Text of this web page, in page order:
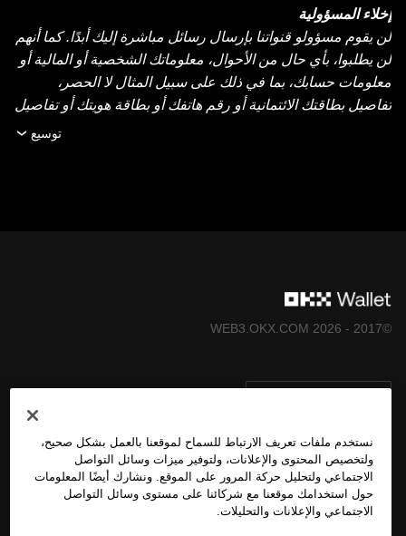
إخلاء المسؤولية
لن يقوم مسؤولو قنواتنا بإرسال رسائل مباشرة إليك أبدًا. كما أنهم
لن يطلبوا، بأي حال من الأحوال، معلوماتك الشخصية أو المالية أو
معلومات حسابك، بما في ذلك على سبيل المثال لا الحصر،
تفاصيل بطاقتك الائتمانية أو رقم هاتفك أو بطاقة هويتك أو تفاصيل
توسيع
©2017 - 2026 WEB3.OKX.COM
المزيد عن OKX Web3
نستخدم ملفات تعريف الارتباط للسماح لموقعنا بالعمل بشكل صحيح،
ولتخصيص المحتوى والإعلانات، ولتوفير ميزات وسائل التواصل
الاجتماعي ولتحليل حركة المرور على الموقع. ونشارك أيضًا المعلومات
حول استخدامك موقعنا مع شركائنا على مستوى وسائل التواصل
الاجتماعي والإعلانات والتحليلات.